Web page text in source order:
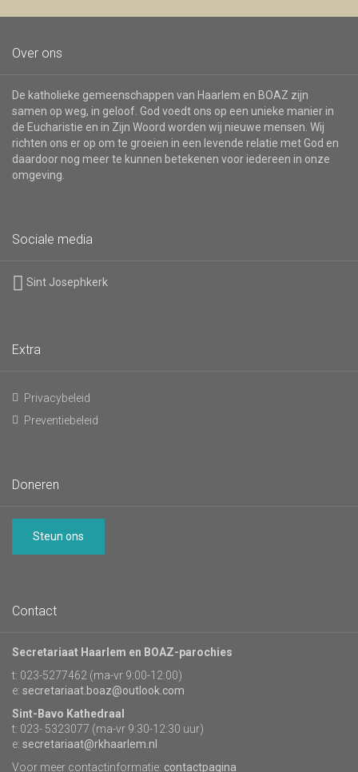
Over ons
De katholieke gemeenschappen van Haarlem en BOAZ zijn
samen op weg, in geloof. God voedt ons op een unieke manier in
de Eucharistie en in Zijn Woord worden wij nieuwe mensen. Wij
richten ons er op om te groeien in een levende relatie met God en
daardoor nog meer te kunnen betekenen voor iedereen in onze
omgeving.
Sociale media
Sint Josephkerk
Extra
Privacybeleid
Preventiebeleid
Doneren
Steun ons
Contact
Secretariaat Haarlem en BOAZ-parochies
t: 023-5277462 (ma-vr 9:00-12:00)
e: secretariaat.boaz@outlook.com
Sint-Bavo Kathedraal
t: 023- 5323077 (ma-vr 9:30-12:30 uur)
e: secretariaat@rkhaarlem.nl
Voor meer contactinformatie: contactpagina